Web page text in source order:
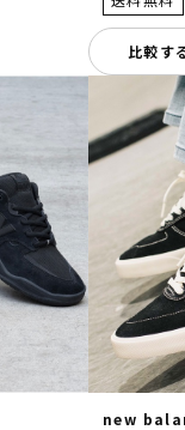
比較す
new